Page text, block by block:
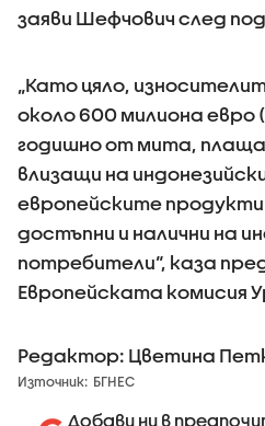
заяви Шефчович след
„Като цяло,
около 600 милиона евро
годишно от мита,
влизащи на
европейските
достъпни и налични на
потребители“, каза
Европейската комисия
Редактор: Цветина
Източник: БГНЕС
Добави ни в